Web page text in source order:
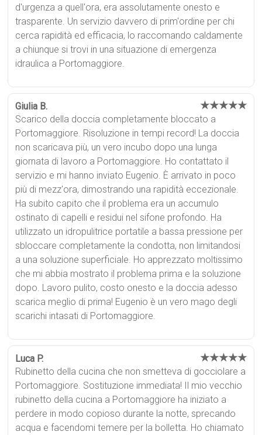
d'urgenza a quell'ora, era assolutamente onesto e
trasparente. Un servizio davvero di prim'ordine per chi
cerca rapidità ed efficacia, lo raccomando caldamente
a chiunque si trovi in una situazione di emergenza
idraulica a Portomaggiore.
Giulia B. ★★★★★
Scarico della doccia completamente bloccato a
Portomaggiore. Risoluzione in tempi record! La doccia
non scaricava più, un vero incubo dopo una lunga
giornata di lavoro a Portomaggiore. Ho contattato il
servizio e mi hanno inviato Eugenio. È arrivato in poco
più di mezz'ora, dimostrando una rapidità eccezionale.
Ha subito capito che il problema era un accumulo
ostinato di capelli e residui nel sifone profondo. Ha
utilizzato un idropulitrice portatile a bassa pressione per
sbloccare completamente la condotta, non limitandosi
a una soluzione superficiale. Ho apprezzato moltissimo
che mi abbia mostrato il problema prima e la soluzione
dopo. Lavoro pulito, costo onesto e la doccia adesso
scarica meglio di prima! Eugenio è un vero mago degli
scarichi intasati di Portomaggiore.
Luca P. ★★★★★
Rubinetto della cucina che non smetteva di gocciolare a
Portomaggiore. Sostituzione immediata! Il mio vecchio
rubinetto della cucina a Portomaggiore ha iniziato a
perdere in modo copioso durante la notte, sprecando
acqua e facendomi temere per la bolletta. Ho chiamato